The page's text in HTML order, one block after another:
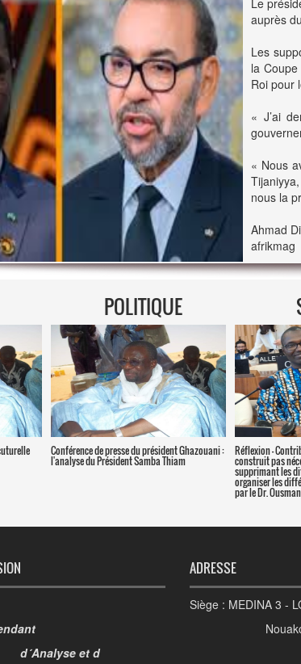
Le
auprès
Les
la
Roi pour
« J’ai
« Nous
nous la
Ahmad
afrikmag
POLITIQUE
Conférence de presse du président Ghazouani :
l'analyse du Président Samba Thiam
Réflexion –
construit pas
supprimant les
organiser les
par le Dr.
et d
ADRESSE
Siège : MEDINA 3 -